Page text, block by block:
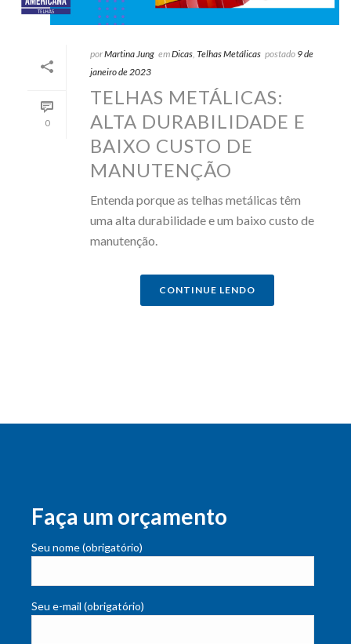
0
porMartina Jung emDicas Telhas Metálicas postado 9 de
janeiro de 2023
TELHAS METÁLICAS:
ALTA DURABILIDADE E
BAIXO CUSTO DE
MANUTENÇÃO
Entenda porque as telhas metálicas têm
uma alta durabilidade e um baixo custo de
manutenção.
CONTINUE LENDO
Faça um orçamento
Seu nome (obrigatório)
Seu e-mail (obrigatório)